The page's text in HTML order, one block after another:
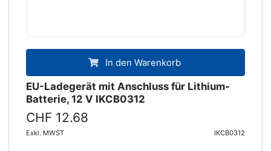
In den Warenkorb
EU-Ladegerät mit Anschluss für Lithium-
Batterie, 12 V IKCB0312
CHF 12.68
Exkl. MWST IKCB0312